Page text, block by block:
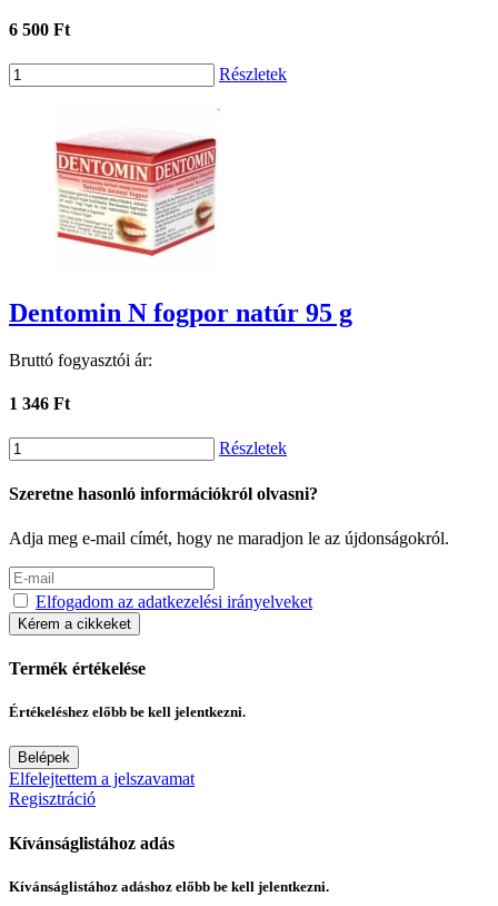
6 500 Ft
Részletek
Dentomin N fogpor natúr 95 g
Bruttó fogyasztói ár:
1 346 Ft
Részletek
Szeretne hasonló információkról olvasni?
Adja meg e-mail címét, hogy ne maradjon le az újdonságokról.
Elfogadom az adatkezelési irányelveket
Kérem a cikkeket
Termék értékelése
Értékeléshez előbb be kell jelentkezni.
Belépek
Elfelejtettem a jelszavamat
Regisztráció
Kívánságlistához adás
Kívánságlistához adáshoz előbb be kell jelentkezni.